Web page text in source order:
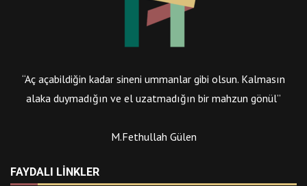
“Aç açabildiğin kadar sineni ummanlar gibi olsun. Kalmasın
alaka duymadığın ve el uzatmadığın bir mahzun gönül”
M.Fethullah Gülen
FAYDALI LINKLER